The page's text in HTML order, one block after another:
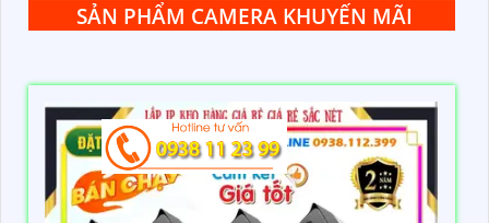
SẢN PHẨM CAMERA KHUYẾN MÃI